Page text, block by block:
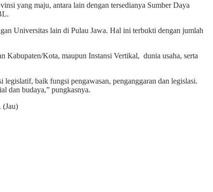
yang maju, antara lain dengan tersedianya Sumber Daya
Universitas lain di Pulau Jawa. Hal ini terbukti dengan jumlah
Kabupaten/Kota, maupun Instansi Vertikal, dunia usaha, serta
baik fungsi pengawasan, penganggaran dan legislasi.
dan budaya,” pungkasnya.
(Jau)